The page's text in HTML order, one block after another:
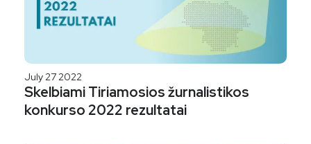
July 27 2022
Skelbiami Tiriamosios žurnalistikos
konkurso 2022 rezultatai